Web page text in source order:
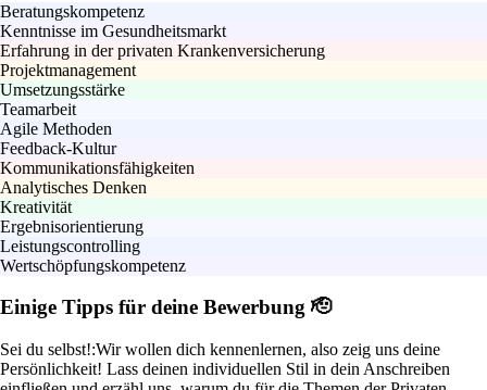
Beratungskompetenz
Kenntnisse im Gesundheitsmarkt
Erfahrung in der privaten Krankenversicherung
Projektmanagement
Umsetzungsstärke
Teamarbeit
Agile Methoden
Feedback-Kultur
Kommunikationsfähigkeiten
Analytisches Denken
Kreativität
Ergebnisorientierung
Leistungscontrolling
Wertschöpfungskompetenz
Einige Tipps für deine Bewerbung 🫡
Sei du selbst!:Wir wollen dich kennenlernen, also zeig uns deine
Persönlichkeit! Lass deinen individuellen Stil in dein Anschreiben